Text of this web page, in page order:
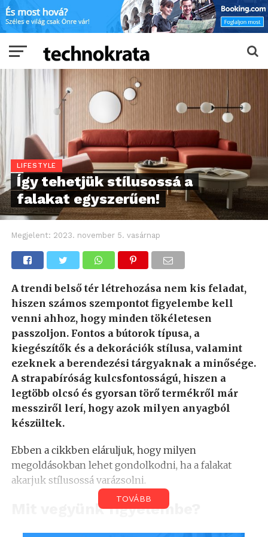
LIFESTYLE
Így tehetjük stílusossá a
falakat egyszerűen!
Megjelent: 2023. november 5. vasárnap
A trendi belső tér létrehozása nem kis feladat,
hiszen számos szempontot figyelembe kell
venni ahhoz, hogy minden tökéletesen
passzoljon. Fontos a bútorok típusa, a
kiegészítők és a dekorációk stílusa, valamint
ezeknek a berendezési tárgyaknak a minősége.
A strapabíróság kulcsfontosságú, hiszen a
legtöbb olcsó és gyorsan törő termékről már
messziről lerí, hogy azok milyen anyagból
készültek.
Ebben a cikkben eláruljuk, hogy milyen
megoldásokban lehet gondolkodni, ha a falakat
akarjuk stílusossá varázsolni.
Mit vegyünk figyelembe?
Tiissa különleges falburkolatainagy szerepet
TOVÁBB